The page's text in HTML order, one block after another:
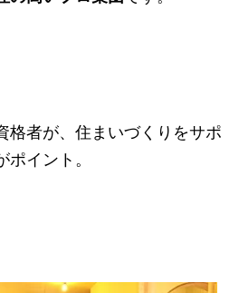
格者が、住まいづくりをサポ
イント。